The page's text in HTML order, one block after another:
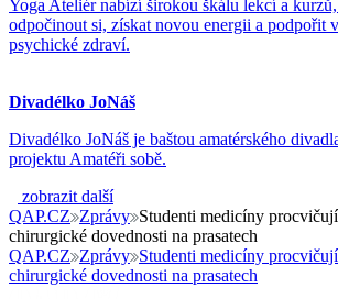
Yoga Ateliér nabízí širokou škálu lekcí a
odpočinout si, získat novou energii a podpořit
psychické zdraví.
Divadélko JoNáš
Divadélko JoNáš je baštou amatérského
projektu Amatéři sobě.
zobrazit další
QAP.CZ Zprávy Studenti medicíny
chirurgické dovednosti na prasatech
QAP.CZ Zprávy Studenti medicíny
chirurgické dovednosti na prasatech